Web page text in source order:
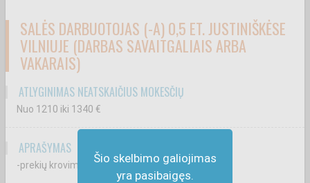
Šio skelbimo galiojimas
yra pasibaigęs.
SALĖS DARBUOTOJAS (-A) 0,5 ET. JUSTINIŠKĖSE
VILNIUJE (DARBAS SAVAITGALIAIS ARBA
VAKARAIS)
ATLYGINIMAS NEATSKAIČIUS MOKESČIŲ
Nuo 1210 iki 1340 €
APRAŠYMAS
-prekių krovimą ir priežiūrą prekybos salėje;